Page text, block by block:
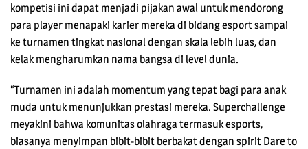
kompetisi ini dapat menjadi pijakan awal untuk mendorong
para player menapaki karier mereka di bidang esport sampai
ke turnamen tingkat nasional dengan skala lebih luas, dan
kelak mengharumkan nama bangsa di level dunia.
“Turnamen ini adalah momentum yang tepat bagi para anak
muda untuk menunjukkan prestasi mereka. Superchallenge
meyakini bahwa komunitas olahraga termasuk esports,
biasanya menyimpan bibit-bibit berbakat dengan spirit Dare to